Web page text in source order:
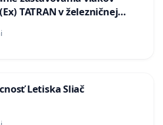
TATRAN v železničnej
Letiska Sliač